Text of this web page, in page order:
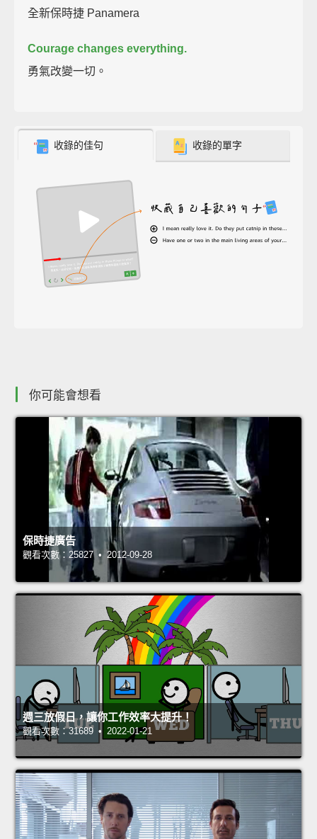
全新保時捷 Panamera
Courage changes everything.
勇氣改變一切。
收錄的佳句 收錄的單字
你可能會想看
保時捷廣告
觀看次數：25827 • 2012-09-28
週三放假日，讓你工作效率大提升！
觀看次數：31689 • 2022-01-21